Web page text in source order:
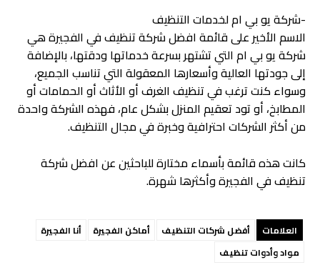
-شركة يو بي ام لخدمات التنظيف
الاسم الأخير على قائمة افضل شركة تنظيف في الفجيرة هي
شركة يو بي ام التي تشتهر بسرعة خدماتها ودقتها، بالإضافة
إلى جودتها العالية وأسعارها المعقولة التي تناسب الجميع،
وسواء كنت ترغب في تنظيف الغرف أو الأثاث أو الحمامات أو
المطابخ، أو تود تعقيم المنزل بشكل عام، فهذه الشركة واحدة
من أكثر الشركات احترافية وخبرة في مجال التنظيف.
كانت هذه قائمة بأسماء مختارة للباحثين عن افضل شركة
تنظيف في الفجيرة وأكثرها شهرة.
العلامات أفضل شركات التنظيف أماكن الفجيرة
أنا الفجيرة
مواد وأدوات تنظيف